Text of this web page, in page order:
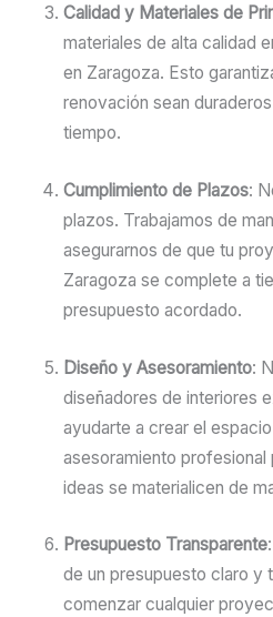
Calidad y Materiales de
materiales de alta calidad
en Zaragoza. Esto
renovación sean
tiempo.
Cumplimiento de Plazos:
plazos. Trabajamos de
asegurarnos de que tu
Zaragoza se complete a
presupuesto acordado.
Diseño y Asesoramiento:
diseñadores de interiores
ayudarte a crear el
asesoramiento profesional
ideas se materialicen de
Presupuesto Transparente
de un presupuesto claro y
comenzar cualquier